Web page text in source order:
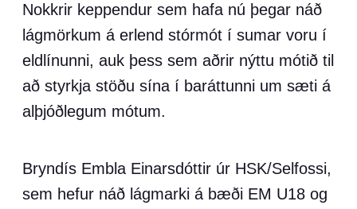
Nokkrir keppendur sem hafa nú þegar náð
lágmörkum á erlend stórmót í sumar voru í
eldlínunni, auk þess sem aðrir nýttu mótið til
að styrkja stöðu sína í baráttunni um sæti á
alþjóðlegum mótum.
Bryndís Embla Einarsdóttir úr HSK/Selfossi,
sem hefur náð lágmarki á bæði EM U18 og